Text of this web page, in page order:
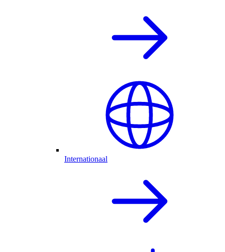
Internationaal